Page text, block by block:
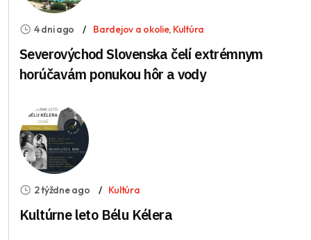
4 dni ago Bardejov a okolie, Kultúra
Severovýchod Slovenska čelí extrémnym
horúčavám ponukou hôr a vody
2 týždne ago Kultúra
Kultúrne leto Bélu Kélera